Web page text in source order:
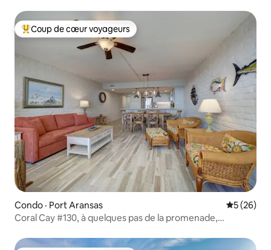
Coup de cœur voyageurs parmi les plus aimés
Coup de cœur voyageurs
Condo · Port Aransas Note
5 (26)
Coral Cay #130, à quelques pas de la promenade,